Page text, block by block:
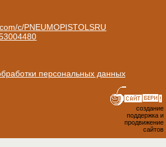
c/PNEUMOPISTOLSRU
персональных данных
создание
поддержка и
продвижение
сайтов